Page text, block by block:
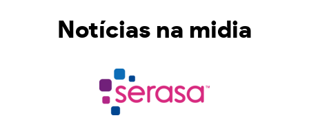
Notícias na midia